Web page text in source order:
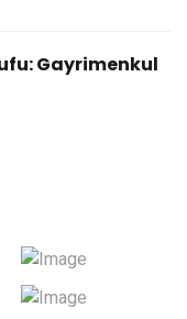
Gayrimenkul